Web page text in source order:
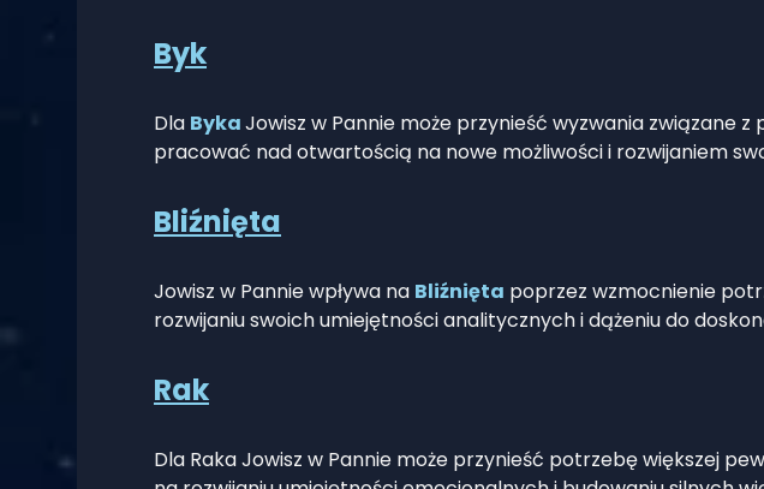
Byk
Dla BykaJowisz w Pannie może przynieść wyzwania związane
pracować nad otwartością na nowe możliwości i rozwijaniem
Bliźnięta
Jowisz w Pannie wpływa na Bliźnięta poprzez wzmocnienie
rozwijaniu swoich umiejętności analitycznych i dążeniu do
Rak
Dla Raka Jowisz w Pannie może przynieść potrzebę większej